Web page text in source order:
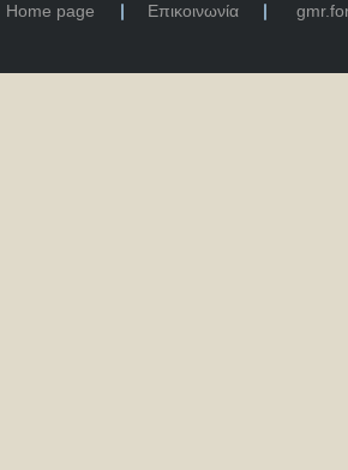
Home page Επικοινωνία